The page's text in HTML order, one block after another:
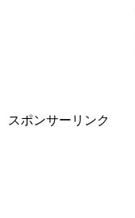
スポンサーリンク